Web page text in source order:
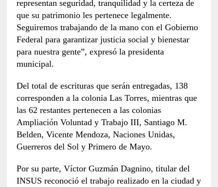
representan seguridad, tranquilidad y la certeza de
que su patrimonio les pertenece legalmente.
Seguiremos trabajando de la mano con el Gobierno
Federal para garantizar justicia social y bienestar
para nuestra gente”, expresó la presidenta
municipal.
Del total de escrituras que serán entregadas, 138
corresponden a la colonia Las Torres, mientras que
las 62 restantes pertenecen a las colonias
Ampliación Voluntad y Trabajo III, Santiago M.
Belden, Vicente Mendoza, Naciones Unidas,
Guerreros del Sol y Primero de Mayo.
Por su parte, Víctor Guzmán Dagnino, titular del
INSUS reconoció el trabajo realizado en la ciudad y